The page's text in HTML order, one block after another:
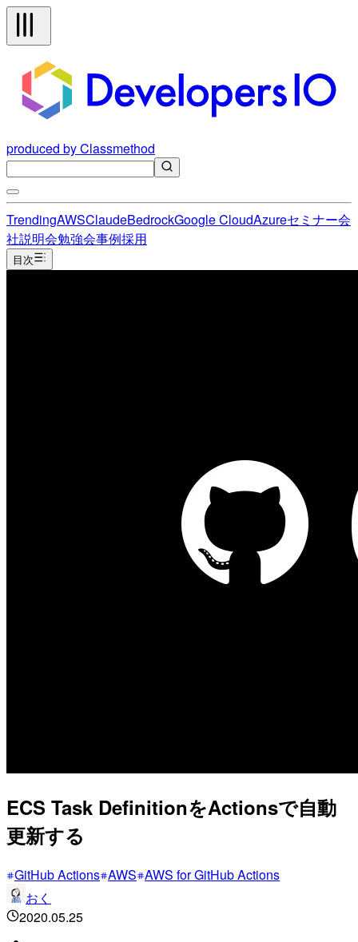
produced by Classmethod
TrendingAWSClaudeBedrockGoogle CloudAzureセミナー会
社説明会勉強会事例採用
目次
ECS Task DefinitionをActionsで自動
更新する
GitHub Actions AWS AWS for GitHub Actions
おく
2020.05.25